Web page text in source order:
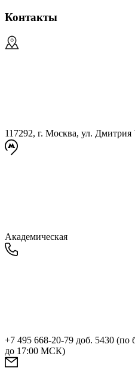
Контакты
117292, г. Москва, ул. Дмитрия
Академическая
+7 495 668-20-79 доб. 5430 (по
до 17:00 МСК)